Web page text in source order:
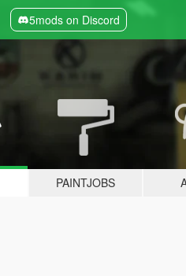
5mods on Discord
PAINTJOBS